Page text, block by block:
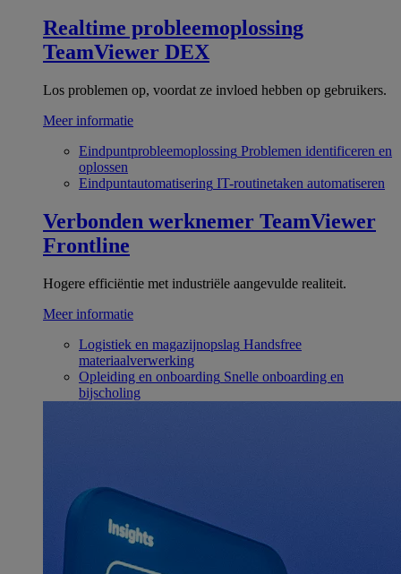
Realtime probleemoplossing
TeamViewer DEX
Los problemen op, voordat ze invloed hebben op gebruikers.
Meer informatie
Eindpuntprobleemoplossing Problemen identificeren en
oplossen
Eindpuntautomatisering IT-routinetaken automatiseren
Verbonden werknemer TeamViewer
Frontline
Hogere efficiëntie met industriële aangevulde realiteit.
Meer informatie
Logistiek en magazijnopslag Handsfree
materiaalverwerking
Opleiding en onboarding Snelle onboarding en
bijscholing